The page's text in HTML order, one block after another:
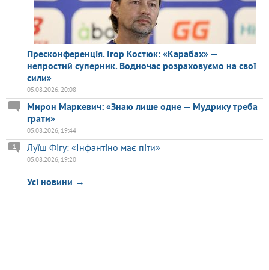
Пресконференція. Ігор Костюк: «Карабах» —
непростий суперник. Водночас розраховуємо на свої
сили»
05.08.2026, 20:08
Мирон Маркевич: «Знаю лише одне — Мудрику треба
грати»
05.08.2026, 19:44
Луїш Фігу: «Інфантіно має піти»
1
05.08.2026, 19:20
Усі новини →